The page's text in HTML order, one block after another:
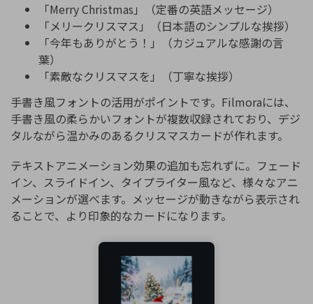
「Merry Christmas」（定番の英語メッセージ）
「メリークリスマス」（日本語のシンプルな挨拶）
「今年もありがとう！」（カジュアルな感謝の言
葉）
「素敵なクリスマスを」（丁寧な挨拶）
手書き風フォントの活用がポイントです。Filmoraには、
手書き風の柔らかいフォントが複数収録されており、デジ
タルながら温かみのあるクリスマスカードが作れます。
テキストアニメーション効果の追加も忘れずに。フェード
イン、スライドイン、タイプライター風など、様々なアニ
メーションが選べます。メッセージが動きながら表示され
ることで、より印象的なカードになります。